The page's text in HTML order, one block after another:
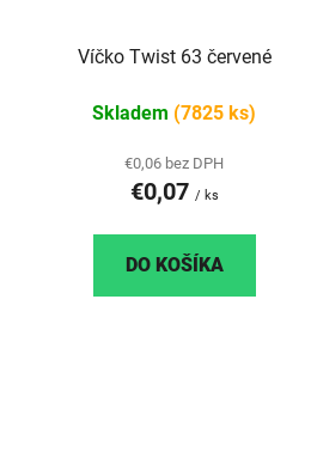
Víčko Twist 63 červené
Skladem (7825 ks)
€0,06 bez DPH
€0,07 / ks
DO KOŠÍKA